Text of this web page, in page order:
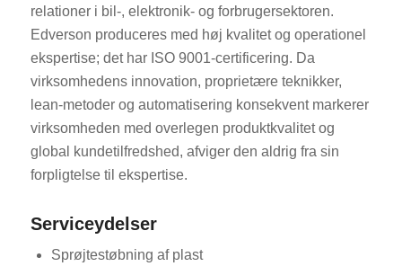
relationer i bil-, elektronik- og forbrugersektoren.
Edverson produceres med høj kvalitet og operationel
ekspertise; det har ISO 9001-certificering. Da
virksomhedens innovation, proprietære teknikker,
lean-metoder og automatisering konsekvent markerer
virksomheden med overlegen produktkvalitet og
global kundetilfredshed, afviger den aldrig fra sin
forpligtelse til ekspertise.
Serviceydelser
Sprøjtestøbning af plast